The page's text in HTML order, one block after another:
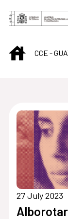
Skip to Main
INICIO
CCE -
27 July 2023